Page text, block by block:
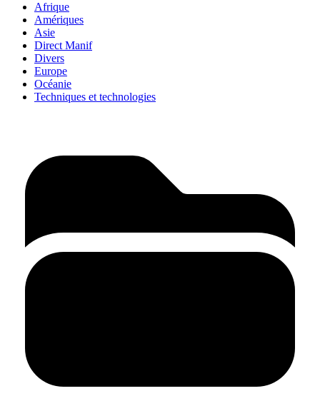
Afrique
Amériques
Asie
Direct Manif
Divers
Europe
Océanie
Techniques et technologies